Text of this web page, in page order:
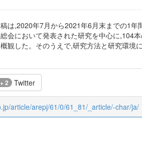
は,2020年7月から2021年6月末までの1
会において発表された研究を中心に,104
概観した。そのうえで,研究方法と研究環境
2 Twitter
article/arepj/61/0/61_81/_article/-char/ja/